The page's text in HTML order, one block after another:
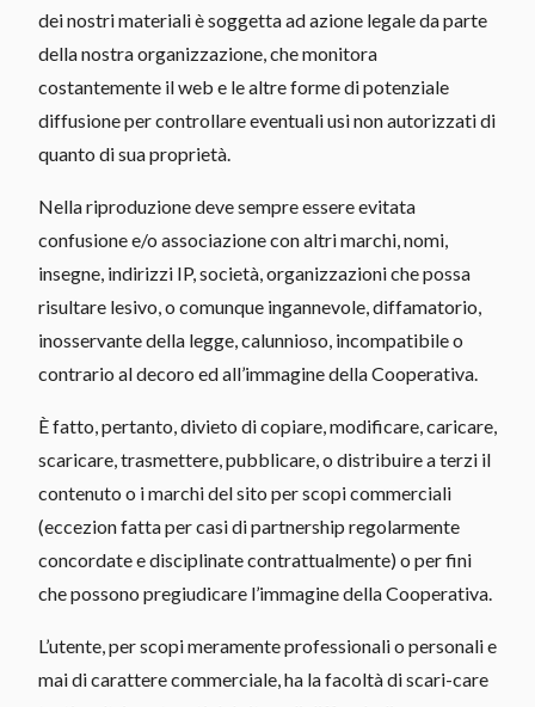
dei nostri materiali è soggetta ad azione legale da parte
della nostra organizzazione, che monitora
costantemente il web e le altre forme di potenziale
diffusione per controllare eventuali usi non autorizzati di
quanto di sua proprietà.
Nella riproduzione deve sempre essere evitata
confusione e/o associazione con altri marchi, nomi,
insegne, indirizzi IP, società, organizzazioni che possa
risultare lesivo, o comunque ingannevole, diffamatorio,
inosservante della legge, calunnioso, incompatibile o
contrario al decoro ed all’immagine della Cooperativa.
È fatto, pertanto, divieto di copiare, modificare, caricare,
scaricare, trasmettere, pubblicare, o distribuire a terzi il
contenuto o i marchi del sito per scopi commerciali
(eccezion fatta per casi di partnership regolarmente
concordate e disciplinate contrattualmente) o per fini
che possono pregiudicare l’immagine della Cooperativa.
L’utente, per scopi meramente professionali o personali e
mai di carattere commerciale, ha la facoltà di scari-care